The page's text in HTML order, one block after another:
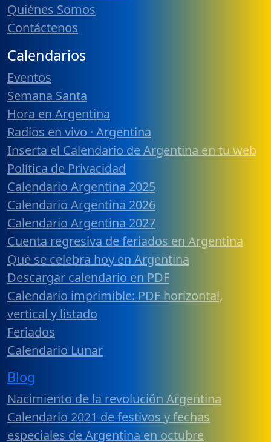
Quiénes Somos
Contáctenos
Calendarios
Eventos
Semana Santa
Hora en Argentina
Radios en vivo · Argentina
Inserta el Calendario de Argentina en tu web
Política de Privacidad
Calendario Argentina 2025
Calendario Argentina 2026
Calendario Argentina 2027
Cuenta regresiva de feriados en Argentina
Qué se celebra hoy en Argentina
Descargar calendario en PDF
Calendario imprimible: PDF horizontal,
vertical y listado
Feriados
Calendario Lunar
Blog
Nacimiento de la revolución Argentina
Calendario 2021 de festivos y fechas
especiales de Argentina en octubre